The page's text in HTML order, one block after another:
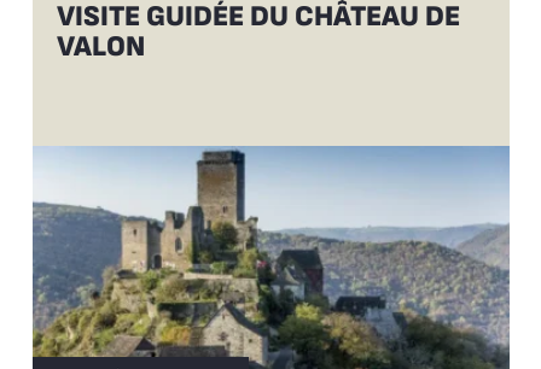
VISITE GUIDÉE DU CHÂTEAU DE
VALON